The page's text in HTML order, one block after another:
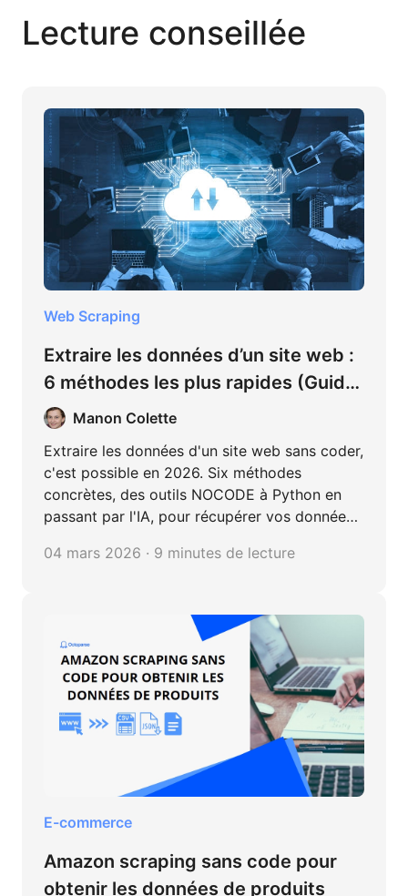
Lecture conseillée
Web Scraping
Extraire les données d’un site web :
6 méthodes les plus rapides (Guide
2026)Manon Colette
Extraire les données d'un site web sans coder,
c'est possible en 2026. Six méthodes
concrètes, des outils NOCODE à Python en
passant par l'IA, pour récupérer vos données
04 mars 2026 · 9 minutes de lecture
E-commerce
Amazon scraping sans code pour
obtenir les données de produits